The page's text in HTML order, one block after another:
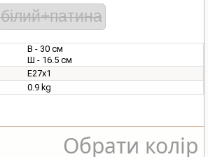
білий+патина
В - 30 см
Ш - 16.5 см
E27х1
0.9 kg
Обрати колір